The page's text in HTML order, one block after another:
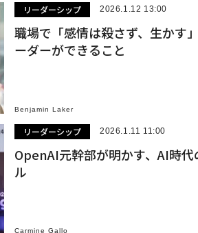
リーダーシップ 2026.1.12 13:00
職場で「感情は殺さず、生かす
ーダーができること
Benjamin Laker
リーダーシップ 2026.1.11 11:00
OpenAI元幹部が明かす、AI時
ル
Carmine Gallo